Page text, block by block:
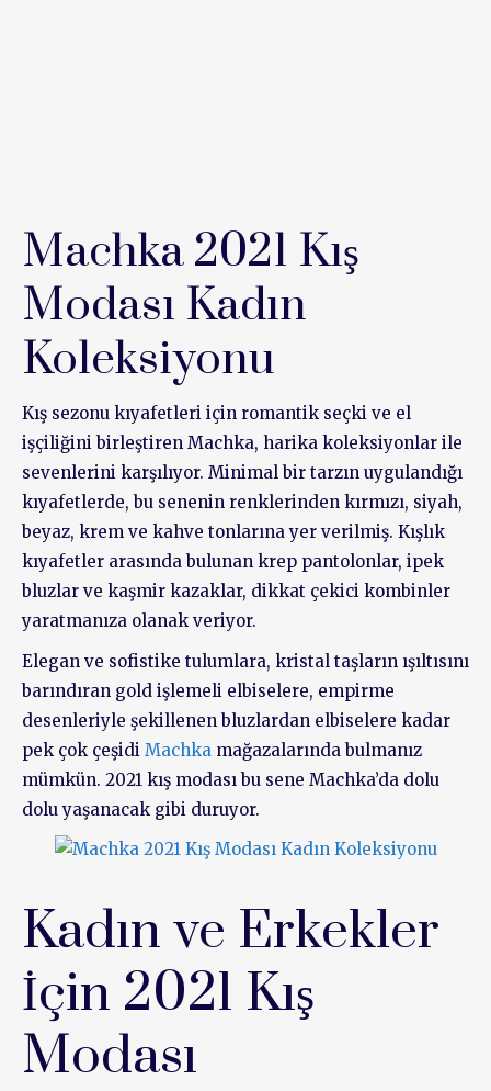
Machka 2021 Kış
Modası Kadın
Koleksiyonu
Kış sezonu kıyafetleri için romantik seçki ve el
işçiliğini birleştiren Machka, harika koleksiyonlar ile
sevenlerini karşılıyor. Minimal bir tarzın uygulandığı
kıyafetlerde, bu senenin renklerinden kırmızı, siyah,
beyaz, krem ve kahve tonlarına yer verilmiş. Kışlık
kıyafetler arasında bulunan krep pantolonlar, ipek
bluzlar ve kaşmir kazaklar, dikkat çekici kombinler
yaratmanıza olanak veriyor.
Elegan ve sofistike tulumlara, kristal taşların ışıltısını
barındıran gold işlemeli elbiselere, empirme
desenleriyle şekillenen bluzlardan elbiselere kadar
pek çok çeşidi Machka mağazalarında bulmanız
mümkün. 2021 kış modası bu sene Machka’da dolu
dolu yaşanacak gibi duruyor.
Kadın ve Erkekler
İçin 2021 Kış
Modası